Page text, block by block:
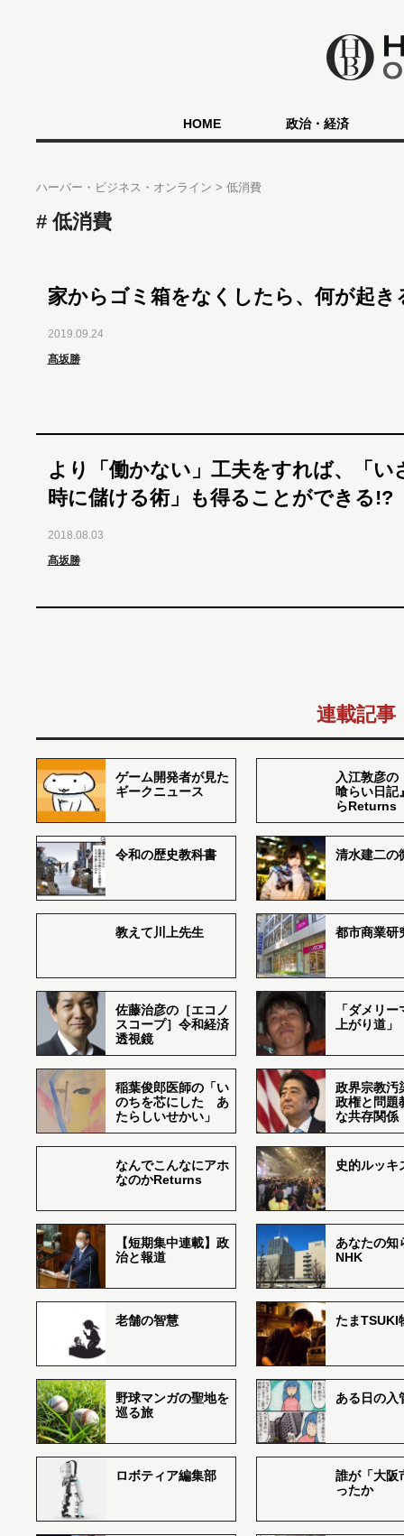
HOME 政治・経済
ハーバー・ビジネス・オンライン 低消費
低消費
家からゴミ箱をなくしたら、何が起き
2019.09.24
髙坂勝
より「働かない」工夫をすれば、「い
時に儲ける術」も得ることができる!?
2018.08.03
髙坂勝
連載記事
ゲーム開発者が見た
ギークニュース
入江敦彦の
喰らい日記
らReturns
令和の歴史教科書 清水建二の
教えて川上先生 都市商業研
佐藤治彦の［エコノ
スコープ］令和経済
透視鏡
「ダメリ
上がり道」
稲葉俊郎医師の「い
のちを芯にした あ
たらしいせかい」
政界宗教汚
政権と問題
な共存関係
なんでこんなにアホ
なのかReturns
史的ルッキ
【短期集中連載】政
治と報道
あなたの知
NHK
老舗の智慧 たまTSUKI
野球マンガの聖地を
巡る旅
ある日の入
ロボティア編集部
誰が「大阪
ったか